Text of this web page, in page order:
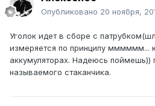
Опубликовано 20 ноября,
Уголок идет в сборе с
измеряется по принципу мммммм...
аккумуляторах. Надеюсь поймешь))
называемого стаканчика.